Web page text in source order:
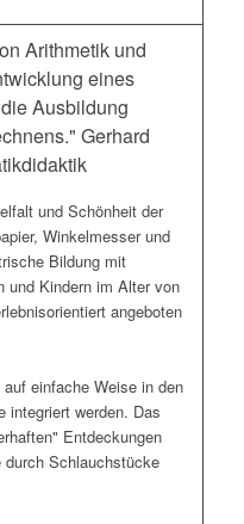
Arithmetik und
eines
Ausbildung
Gerhard
und Schönheit der
Winkelmesser und
Bildung mit
und Kindern im Alter von
angeboten
einfache Weise in den
integriert werden. Das
Entdeckungen
Schlauchstücke